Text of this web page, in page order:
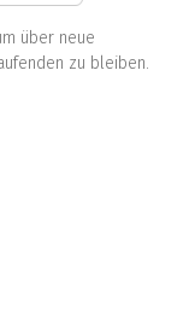
über neue
zu bleiben.